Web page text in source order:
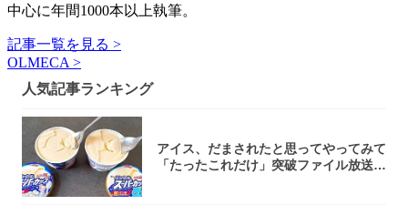
中心に年間1000本以上執筆。
記事一覧を見る >
OLMECA >
人気記事ランキング
アイス、だまされたと思ってやってみて
「たったこれだけ」突破ファイル放送で